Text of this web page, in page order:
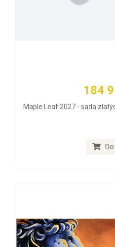
184
Maple Leaf 2027 - sada